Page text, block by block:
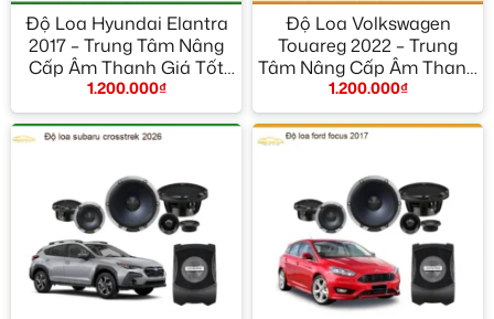
Độ Loa Hyundai Elantra
2017 – Trung Tâm Nâng
Cấp Âm Thanh Giá Tốt
TPHCM
1.200.000₫
Độ Loa Volkswagen
Touareg 2022 – Trung
Tâm Nâng Cấp Âm Thanh
Uy Tín TPHCM
1.200.000₫